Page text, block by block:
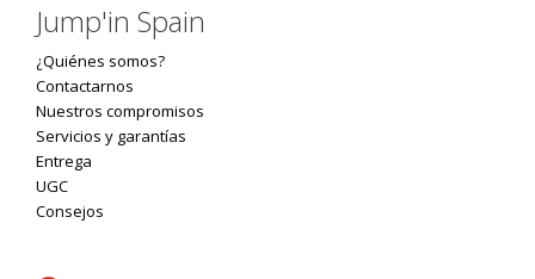
Jump'in Spain
¿Quiénes somos?
Contactarnos
Nuestros compromisos
Servicios y garantías
Entrega
UGC
Consejos